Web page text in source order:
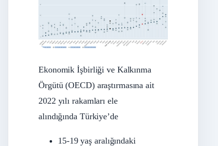
Ekonomik İşbirliği ve Kalkınma
Örgütü (OECD) araştırmasına ait
2022 yılı rakamları ele
alındığında Türkiye’de
15-19 yaş aralığındaki